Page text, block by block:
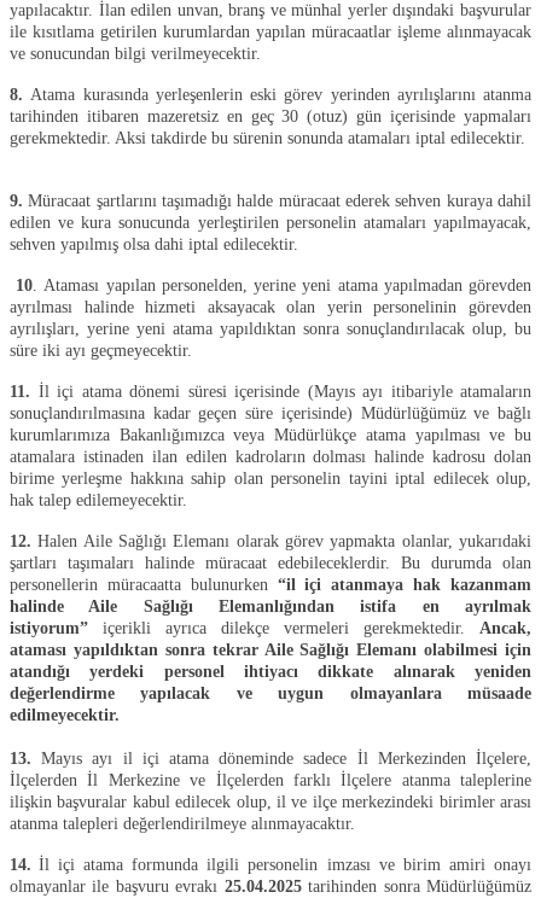
yapılacaktır. İlan edilen unvan, branş ve münhal yerler dışındaki başvurular
ile kısıtlama getirilen kurumlardan yapılan müracaatlar işleme alınmayacak
ve sonucundan bilgi verilmeyecektir.
8. Atama kurasında yerleşenlerin eski görev yerinden ayrılışlarını atanma
tarihinden itibaren mazeretsiz en geç 30 (otuz) gün içerisinde yapmaları
gerekmektedir. Aksi takdirde bu sürenin sonunda atamaları iptal edilecektir.
9. Müracaat şartlarını taşımadığı halde müracaat ederek sehven kuraya dahil
edilen ve kura sonucunda yerleştirilen personelin atamaları yapılmayacak,
sehven yapılmış olsa dahi iptal edilecektir.
10. Ataması yapılan personelden, yerine yeni atama yapılmadan görevden
ayrılması halinde hizmeti aksayacak olan yerin personelinin görevden
ayrılışları, yerine yeni atama yapıldıktan sonra sonuçlandırılacak olup, bu
süre iki ayı geçmeyecektir.
11. İl içi atama dönemi süresi içerisinde (Mayıs ayı itibariyle atamaların
sonuçlandırılmasına kadar geçen süre içerisinde) Müdürlüğümüz ve bağlı
kurumlarımıza Bakanlığımızca veya Müdürlükçe atama yapılması ve bu
atamalara istinaden ilan edilen kadroların dolması halinde kadrosu dolan
birime yerleşme hakkına sahip olan personelin tayini iptal edilecek olup,
hak talep edilemeyecektir.
12. Halen Aile Sağlığı Elemanı olarak görev yapmakta olanlar, yukarıdaki
şartları taşımaları halinde müracaat edebileceklerdir. Bu durumda olan
personellerin müracaatta bulunurken “il içi atanmaya hak kazanmam
halinde Aile Sağlığı Elemanlığından istifa en ayrılmak
istiyorum”
içerikli ayrıca dilekçe vermeleri gerekmektedir. Ancak,
ataması yapıldıktan sonra tekrar Aile Sağlığı Elemanı olabilmesi için
atandığı yerdeki personel ihtiyacı dikkate alınarak yeniden
değerlendirme yapılacak ve uygun olmayanlara müsaade
edilmeyecektir.
13. Mayıs ayı il içi atama döneminde sadece İl Merkezinden İlçelere,
İlçelerden İl Merkezine ve İlçelerden farklı İlçelere atanma taleplerine
ilişkin başvuralar kabul edilecek olup, il ve ilçe merkezindeki birimler arası
atanma talepleri değerlendirilmeye alınmayacaktır.
14. İl içi atama formunda ilgili personelin imzası ve birim amiri onayı
olmayanlar ile başvuru evrakı 25.04.2025 tarihinden sonra Müdürlüğümüz